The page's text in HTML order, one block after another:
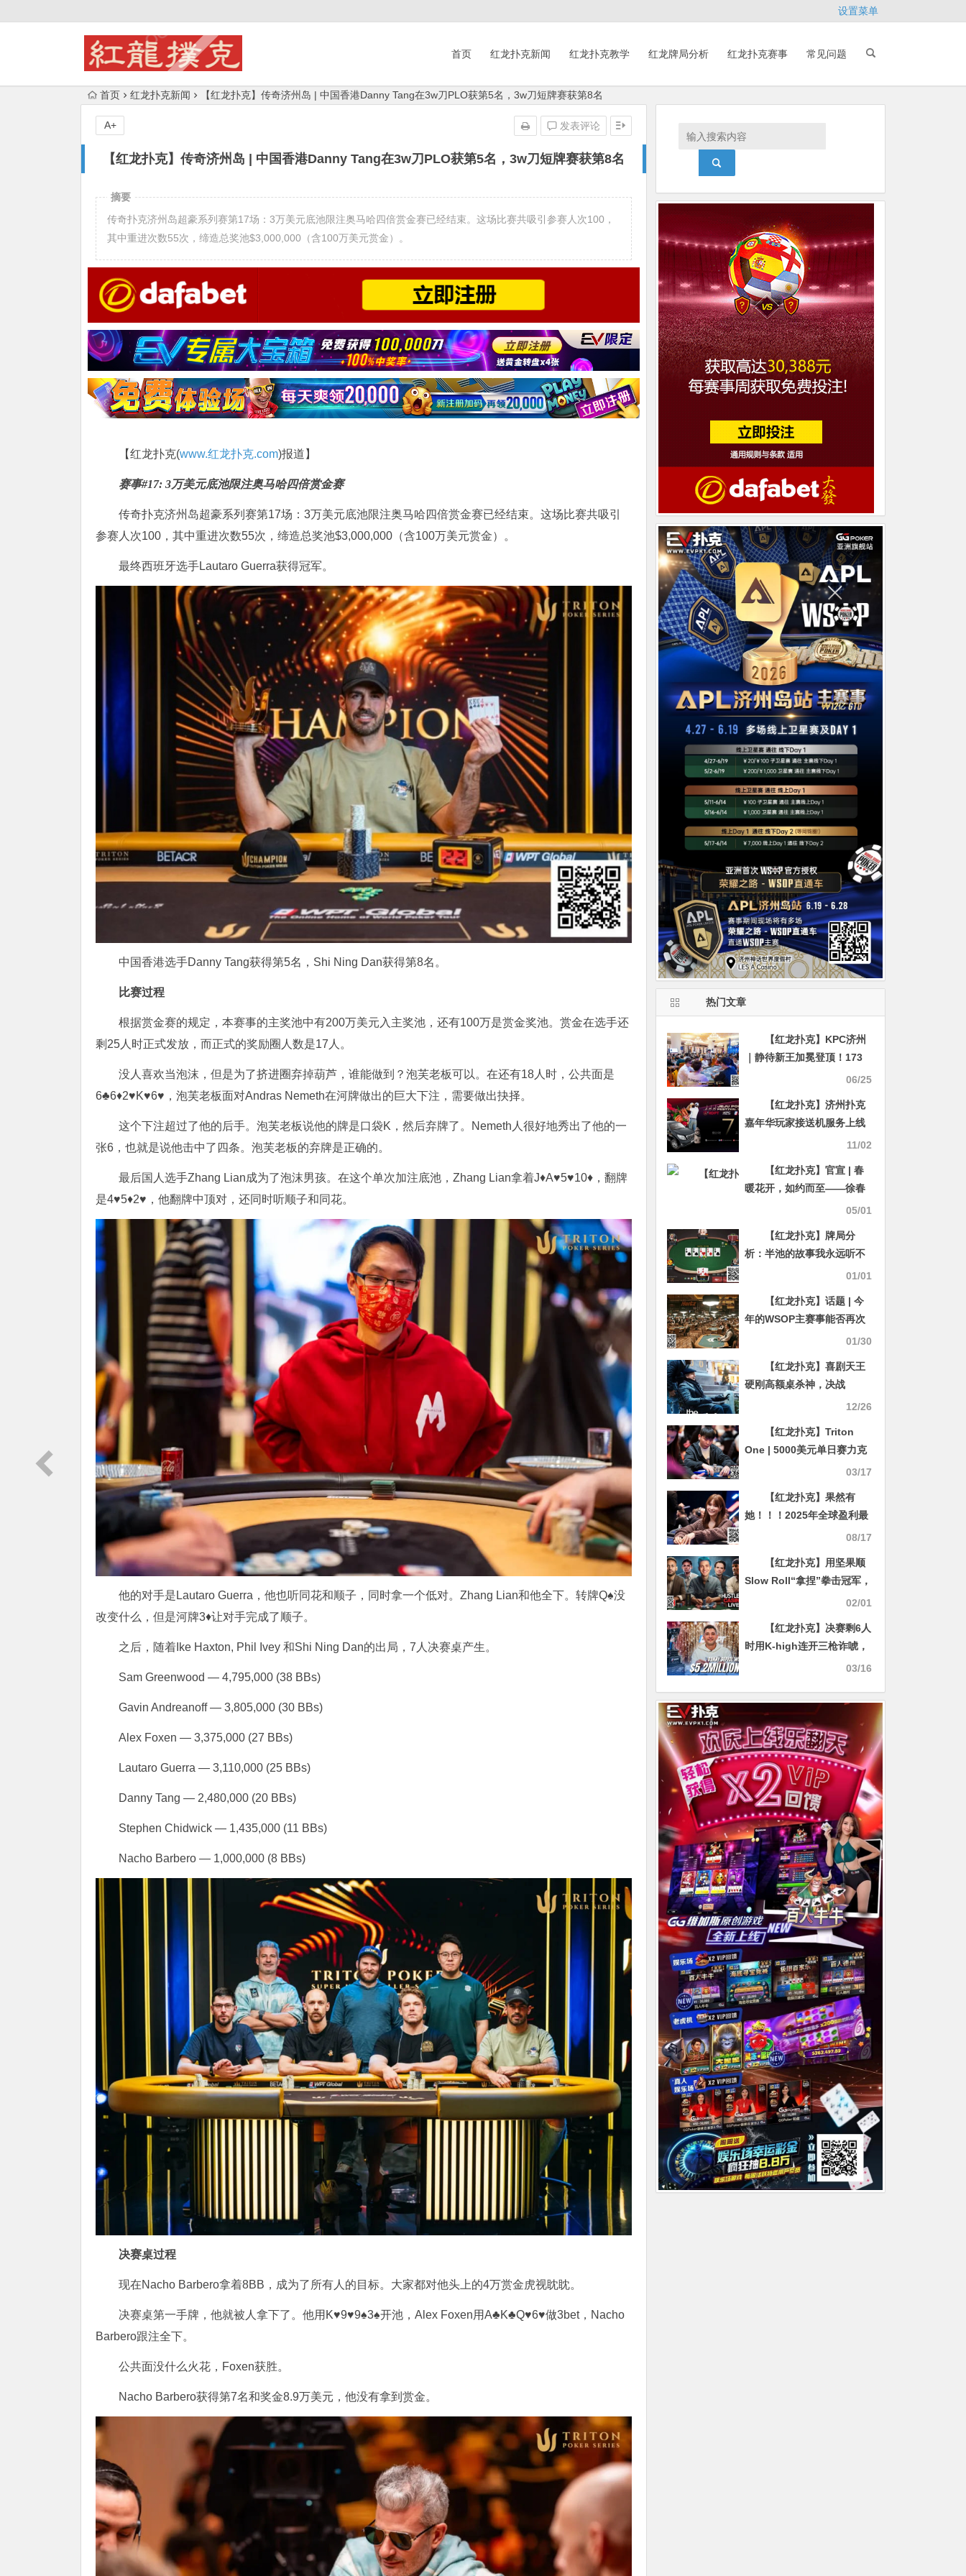
设置菜单
首页 红龙扑克新闻 红龙扑克教学 红龙牌局分析 红龙扑克赛事 常见问题
首页 红龙扑克新闻 【红龙扑克】传奇济州岛 | 中国香港Danny Tang在3w刀PLO获第5名，3w刀短牌赛获第8名
【红龙扑克】传奇济州岛 | 中国香港Danny Tang在3w刀PLO获第5名，3w刀短牌赛获第8名
发表评论
A+
摘要
传奇扑克济州岛超豪系列赛第17场：3万美元底池限注奥马哈四倍赏金赛已经结束。这场比赛共吸引参赛人次100，
其中重进次数55次，缔造总奖池$3,000,000（含100万美元赏金）。
【红龙扑克(www.红龙扑克.com)报道】
赛事#17: 3万美元底池限注奥马哈四倍赏金赛
传奇扑克济州岛超豪系列赛第17场：3万美元底池限注奥马哈四倍赏金赛已经结束。这场比赛共吸引
参赛人次100，其中重进次数55次，缔造总奖池$3,000,000（含100万美元赏金）。
最终西班牙选手Lautaro Guerra获得冠军。
中国香港选手Danny Tang获得第5名，Shi Ning Dan获得第8名。
比赛过程
根据赏金赛的规定，本赛事的主奖池中有200万美元入主奖池，还有100万是赏金奖池。赏金在选手还
剩25人时正式发放，而正式的奖励圈人数是17人。
没人喜欢当泡沫，但是为了挤进圈弃掉葫芦，谁能做到？泡芙老板可以。在还有18人时，公共面是
6♣6♦2♥K♥6♥，泡芙老板面对Andras Nemeth在河牌做出的巨大下注，需要做出抉择。
这个下注超过了他的后手。泡芙老板说他的牌是口袋K，然后弃牌了。Nemeth人很好地秀出了他的一
张6，也就是说他击中了四条。泡芙老板的弃牌是正确的。
最后国人选手Zhang Lian成为了泡沫男孩。在这个单次加注底池，Zhang Lian拿着J♦A♥5♥10♦，翻牌
是4♥5♦2♥，他翻牌中顶对，还同时听顺子和同花。
他的对手是Lautaro Guerra，他也听同花和顺子，同时拿一个低对。Zhang Lian和他全下。转牌Q♠没
改变什么，但是河牌3♦让对手完成了顺子。
之后，随着Ike Haxton, Phil Ivey 和Shi Ning Dan的出局，7人决赛桌产生。
Sam Greenwood — 4,795,000 (38 BBs)
Gavin Andreanoff — 3,805,000 (30 BBs)
Alex Foxen — 3,375,000 (27 BBs)
Lautaro Guerra — 3,110,000 (25 BBs)
Danny Tang — 2,480,000 (20 BBs)
Stephen Chidwick — 1,435,000 (11 BBs)
Nacho Barbero — 1,000,000 (8 BBs)
决赛桌过程
现在Nacho Barbero拿着8BB，成为了所有人的目标。大家都对他头上的4万赏金虎视眈眈。
决赛桌第一手牌，他就被人拿下了。他用K♥9♥9♠3♠开池，Alex Foxen用A♣K♣Q♥6♥做3bet，Nacho
Barbero跟注全下。
公共面没什么火花，Foxen获胜。
Nacho Barbero获得第7名和奖金8.9万美元，他没有拿到赏金。
热门文章
【红龙扑克】KPC济州
｜静待新王加冕登顶！173
人对抗余13位选手明日争夺
计分牌笑傲全场！
06/25
【红龙扑克】济州扑克
嘉年华玩家接送机服务上线
11/02
【红龙扑克】官宣 | 春
暖花开，如约而至——徐春
05/01
【红龙扑克】牌局分
析：半池的故事我永远听不
01/01
【红龙扑克】话题 | 今
年的WSOP主赛事能否再次
01/30
【红龙扑克】喜剧天王
硬刚高额桌杀神，决战
12/26
【红龙扑克】Triton
One | 5000美元单日赛力克
群雄，中国选手Chen Peng
03/17
【红龙扑克】果然有
她！！！2025年全球盈利最
08/17
【红龙扑克】用坚果顺
Slow Roll“拿捏”拳击冠军，
02/01
【红龙扑克】决赛剩6人
时用K-high连开三枪诈唬，
03/16